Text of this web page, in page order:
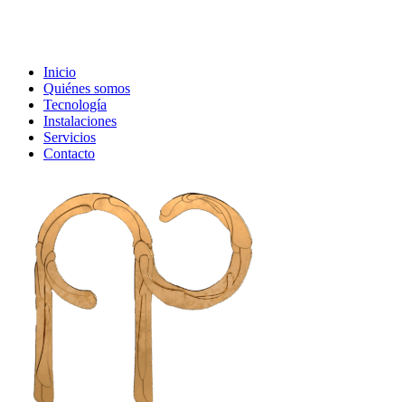
Inicio
Quiénes somos
Tecnología
Instalaciones
Servicios
Contacto